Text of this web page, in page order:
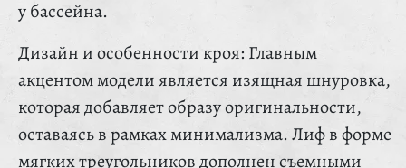
у бассейна.
Дизайн и особенности кроя: Главным
акцентом модели является изящная шнуровка,
которая добавляет образу оригинальности,
оставаясь в рамках минимализма. Лиф в форме
мягких треугольников дополнен съемными